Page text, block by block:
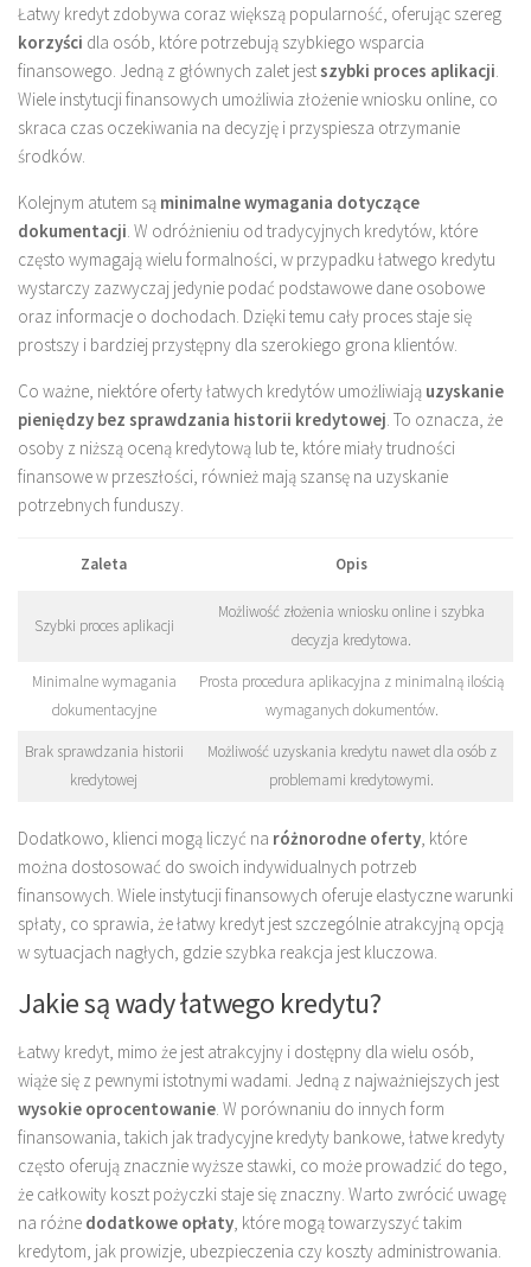
Łatwy kredyt zdobywa coraz większą popularność, oferując szereg
korzyści dla osób, które potrzebują szybkiego wsparcia
finansowego. Jedną z głównych zalet jestszybki proces aplikacji
Wiele instytucji finansowych umożliwia złożenie wniosku online, co
skraca czas oczekiwania na decyzję i przyspiesza otrzymanie
środków.
Kolejnym atutem są minimalne wymagania dotyczące
dokumentacji . W odróżnieniu od tradycyjnych kredytów, które
często wymagają wielu formalności, w przypadku łatwego kredytu
wystarczy zazwyczaj jedynie podać podstawowe dane osobowe
oraz informacje o dochodach. Dzięki temu cały proces staje się
prostszy i bardziej przystępny dla szerokiego grona klientów.
Co ważne, niektóre oferty łatwych kredytów umożliwiają uzyskanie
pieniędzy bez sprawdzania historii kredytowej . To oznacza, że
osoby z niższą oceną kredytową lub te, które miały trudności
finansowe w przeszłości, również mają szansę na uzyskanie
potrzebnych funduszy.
Zaleta Opis
Szybki proces aplikacji
Możliwość złożenia wniosku online i szybka
decyzja kredytowa.
Minimalne wymagania
dokumentacyjne
Prosta procedura aplikacyjna z minimalną ilością
wymaganych dokumentów.
Brak sprawdzania historii
kredytowej
Możliwość uzyskania kredytu nawet dla osób z
problemami kredytowymi.
Dodatkowo, klienci mogą liczyć na różnorodne oferty, które
można dostosować do swoich indywidualnych potrzeb
finansowych. Wiele instytucji finansowych oferuje elastyczne warunki
spłaty, co sprawia, że łatwy kredyt jest szczególnie atrakcyjną opcją
w sytuacjach nagłych, gdzie szybka reakcja jest kluczowa.
Jakie są wady łatwego kredytu?
Łatwy kredyt, mimo że jest atrakcyjny i dostępny dla wielu osób,
wiąże się z pewnymi istotnymi wadami. Jedną z najważniejszych jest
wysokie oprocentowanie. W porównaniu do innych form
finansowania, takich jak tradycyjne kredyty bankowe, łatwe kredyty
często oferują znacznie wyższe stawki, co może prowadzić do tego,
że całkowity koszt pożyczki staje się znaczny. Warto zwrócić uwagę
na różne dodatkowe opłaty, które mogą towarzyszyć takim
kredytom, jak prowizje, ubezpieczenia czy koszty administrowania.